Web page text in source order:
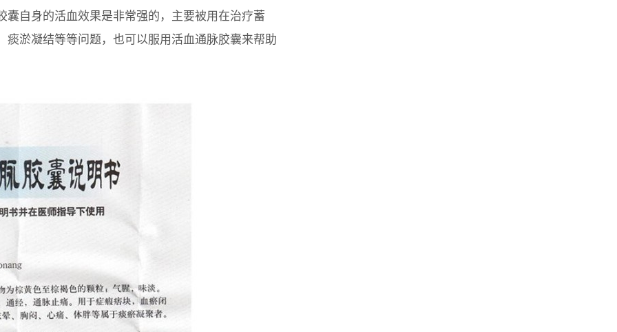
自身的活血效果是非常强的，主要被用在治疗蓄
淤凝结等等问题，也可以服用活血通脉胶囊来帮助